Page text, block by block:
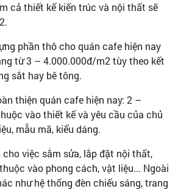
cả thiết kế kiến trúc và nội thất sẽ
phần thô cho quán cafe hiện nay
từ 3 – 4.000.000đ/m2 tùy theo kết
sắt hay bê tông.
thiện quán cafe hiện nay: 2 –
vào thiết kế và yêu cầu của chủ
mẫu mã, kiểu dáng.
việc sắm sửa, lắp đặt nội thất,
vào phong cách, vật liệu... Ngoài
như hệ thống đèn chiếu sáng, trang